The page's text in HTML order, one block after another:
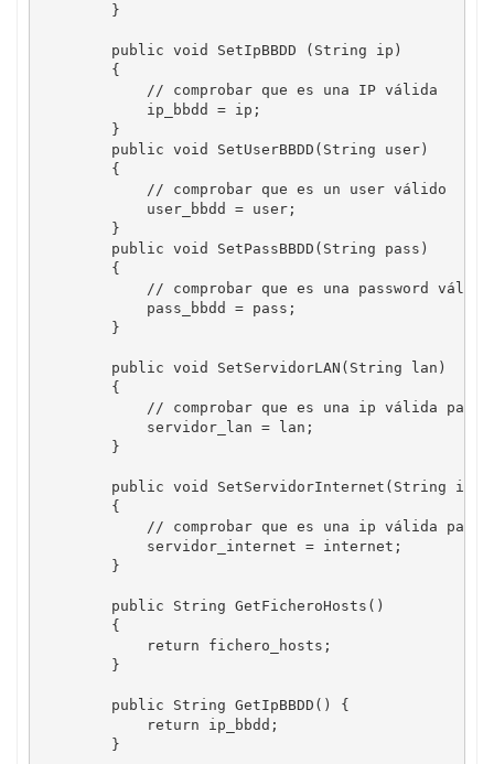
        }
        public void SetIpBBDD (String ip)
        {
            // comprobar que es una IP válida
            ip_bbdd = ip;
        }
        public void SetUserBBDD(String user)
        {
            // comprobar que es un user válido
            user_bbdd = user;
        }
        public void SetPassBBDD(String pass)
        {
            // comprobar que es una password válido
            pass_bbdd = pass;
        }
        public void SetServidorLAN(String lan)
        {
// comprobar que es una ip válida para
            servidor_lan = lan;
        }
public void SetServidorInternet(String
        {
// comprobar que es una ip válida para
            servidor_internet = internet;
        }
        public String GetFicheroHosts()
        {
            return fichero_hosts;
        }
        public String GetIpBBDD() {
            return ip_bbdd;
        }